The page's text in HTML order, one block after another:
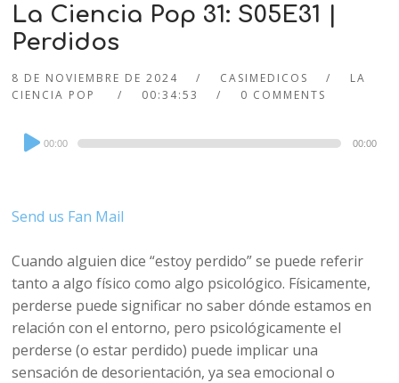
La Ciencia Pop 31: S05E31 |
Perdidos
8 DE NOVIEMBRE DE 2024 CASIMEDICOS
LA
CIENCIA POP
00:34:53 0 COMMENTS
Audio
Player
00:00 00:00
Send us Fan Mail
Cuando alguien dice “estoy perdido” se puede referir
tanto a algo físico como algo psicológico. Físicamente,
perderse puede significar no saber dónde estamos en
relación con el entorno, pero psicológicamente el
perderse (o estar perdido) puede implicar una
sensación de desorientación, ya sea emocional o